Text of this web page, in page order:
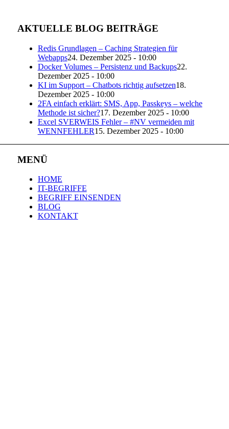
AKTUELLE BLOG BEITRÄGE
Redis Grundlagen – Caching Strategien für
Webapps24. Dezember 2025 - 10:00
Docker Volumes – Persistenz und Backups22.
Dezember 2025 - 10:00
KI im Support – Chatbots richtig aufsetzen18.
Dezember 2025 - 10:00
2FA einfach erklärt: SMS, App, Passkeys – welche
Methode ist sicher?17. Dezember 2025 - 10:00
Excel SVERWEIS Fehler – #NV vermeiden mit
WENNFEHLER15. Dezember 2025 - 10:00
MENÜ
HOME
IT-BEGRIFFE
BEGRIFF EINSENDEN
BLOG
KONTAKT